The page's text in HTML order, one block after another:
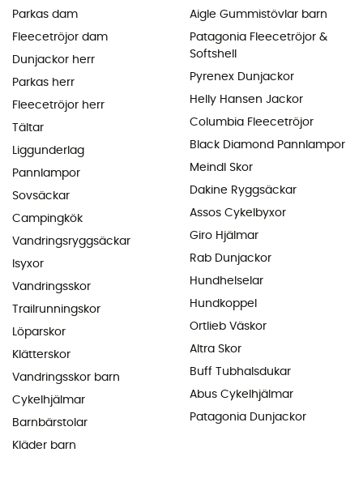
Parkas dam
Fleecetröjor dam
Dunjackor herr
Parkas herr
Fleecetröjor herr
Tältar
Liggunderlag
Pannlampor
Sovsäckar
Campingkök
Vandringsryggsäckar
Isyxor
Vandringsskor
Trailrunningskor
Löparskor
Klätterskor
Vandringsskor barn
Cykelhjälmar
Barnbärstolar
Kläder barn
Aigle Gummistövlar barn
Patagonia Fleecetröjor &
Softshell
Pyrenex Dunjackor
Helly Hansen Jackor
Columbia Fleecetröjor
Black Diamond Pannlampor
Meindl Skor
Dakine Ryggsäckar
Assos Cykelbyxor
Giro Hjälmar
Rab Dunjackor
Hundhelselar
Hundkoppel
Ortlieb Väskor
Altra Skor
Buff Tubhalsdukar
Abus Cykelhjälmar
Patagonia Dunjackor